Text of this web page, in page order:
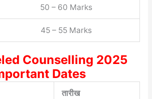
50 – 60 Marks
45 – 55 Marks
Counselling 2025
Dates
तारीख